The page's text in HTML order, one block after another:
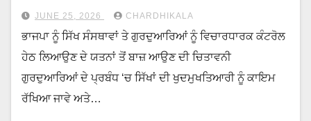
JUNE 25, 2026 CHARDHIKALA
ਭਾਜਪਾ ਨੂੰ ਸਿੱਖ ਸੰਸਥਾਵਾਂ ਤੇ ਗੁਰਦੁਆਰਿਆਂ ਨੂੰ ਵਿਚਾਰਧਾਰਕ ਕੰਟਰੋਲ
ਹੇਠ ਲਿਆਉਣ ਦੇ ਯਤਨਾਂ ਤੋਂ ਬਾਜ਼ ਆਉਣ ਦੀ ਚਿਤਾਵਨੀ
ਗੁਰਦੁਆਰਿਆਂ ਦੇ ਪ੍ਰਬੰਧ ‘ਚ ਸਿੱਖਾਂ ਦੀ ਖੁਦਮੁਖਤਿਆਰੀ ਨੂੰ ਕਾਇਮ
ਰੱਖਿਆ ਜਾਵੇ ਅਤੇ…